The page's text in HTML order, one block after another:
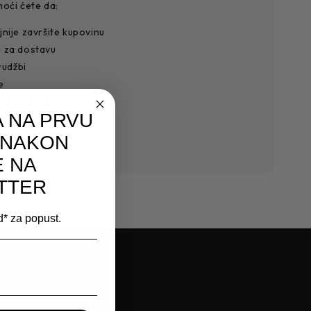
ćete da:
završite kupovinu
za dostavu
NA PRVU
NA
za popust.